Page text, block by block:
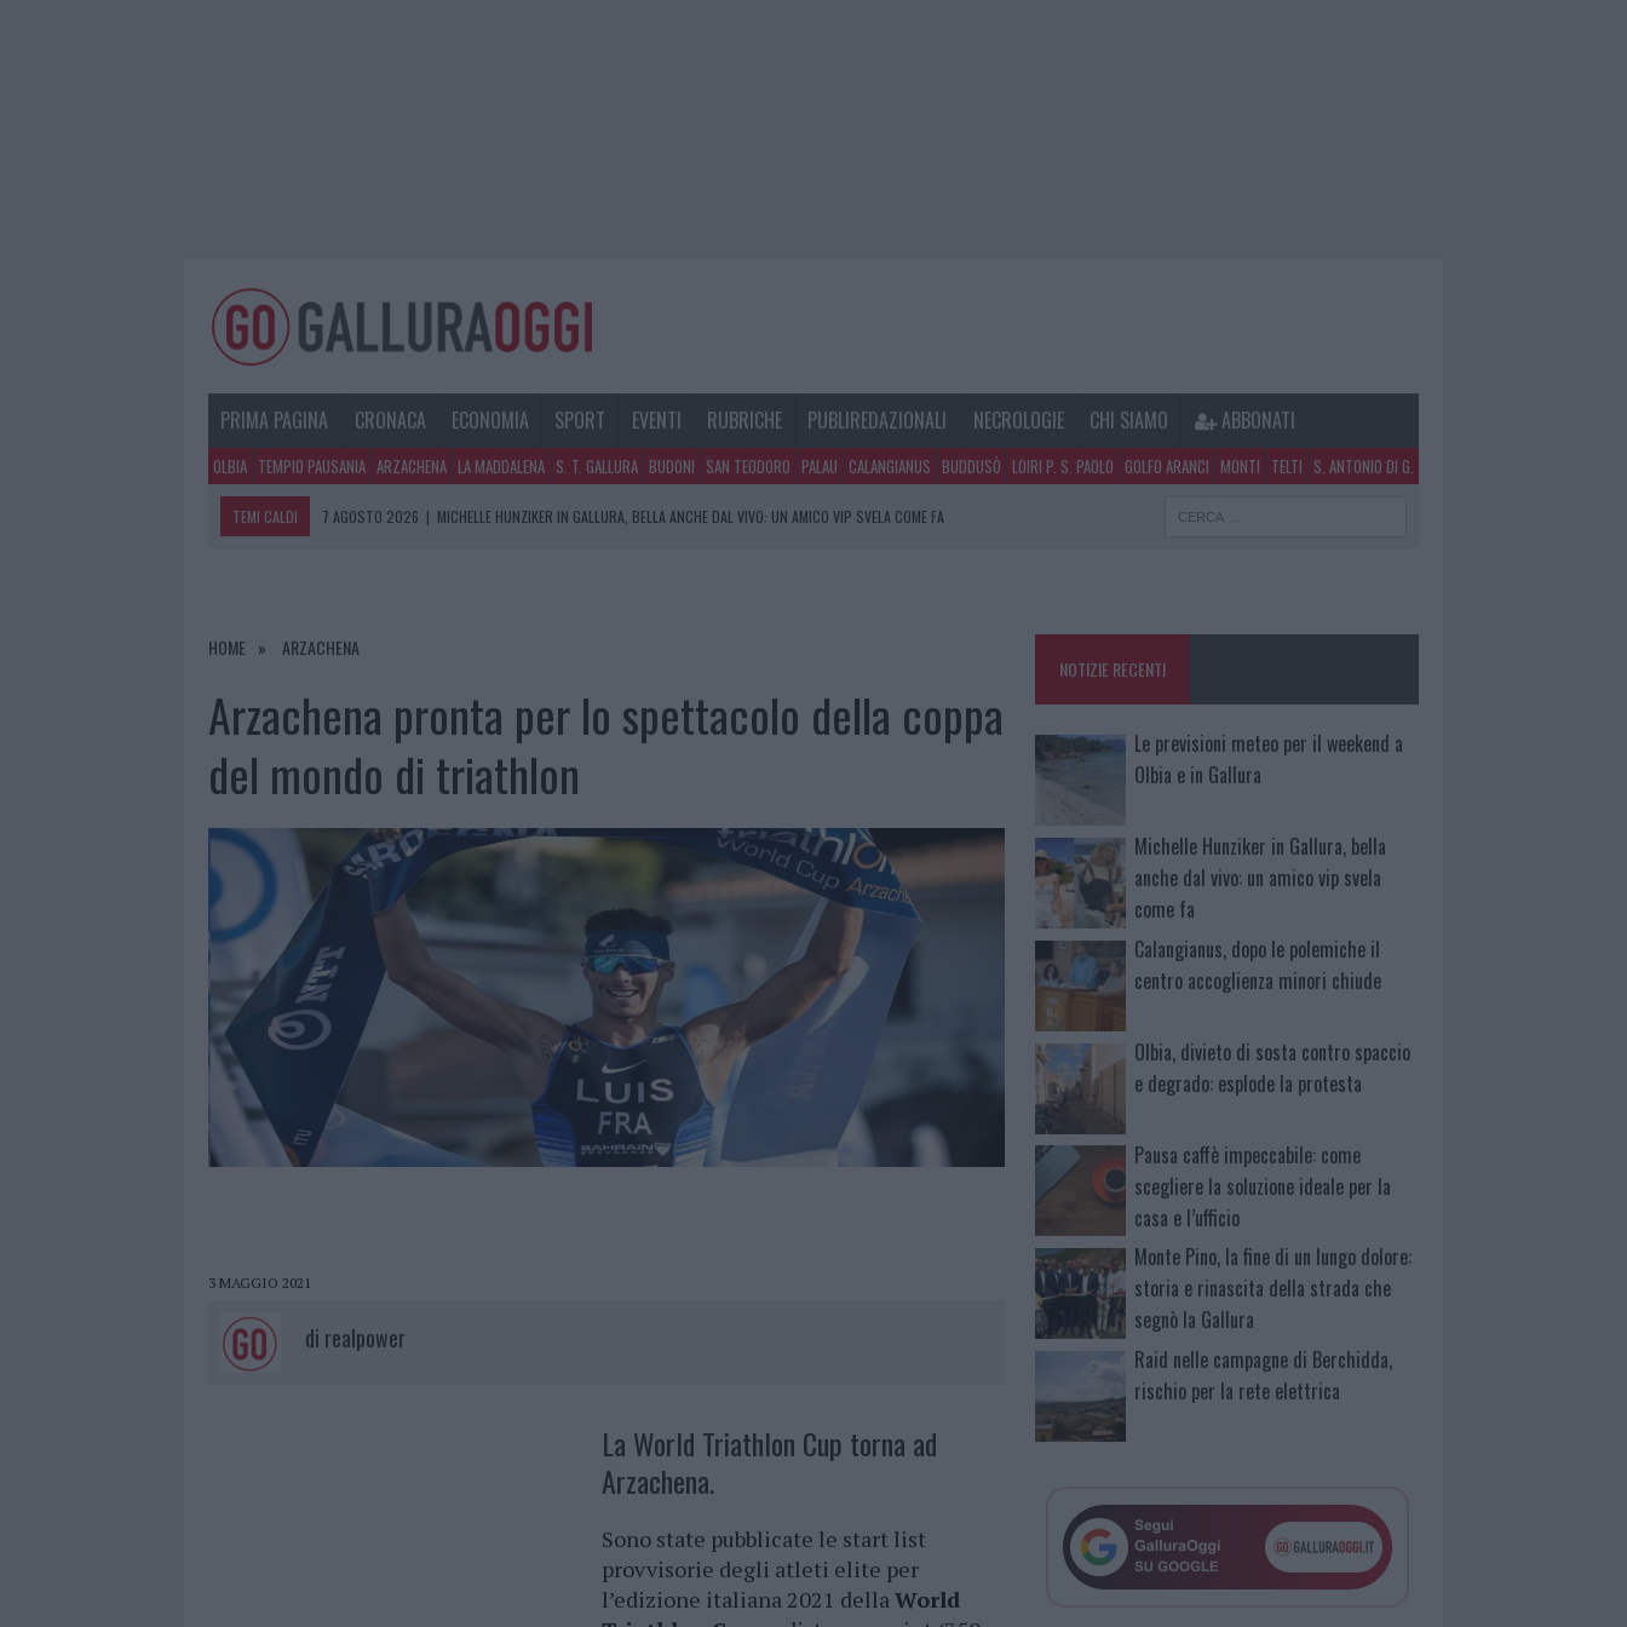
PRIMA PAGINA CRONACA ECONOMIA SPORT EVENTI RUBRICHE PUBLIREDAZIONALI NECROLOGIE CHI SIAMO ABBONATI
OLBIA TEMPIO PAUSANIA ARZACHENA LA MADDALENA S. T. GALLURA BUDONI SAN TEODORO PALAU CALANGIANUS BUDDUSÒ LOIRI P. S. PAOLO GOLFO ARANCI MONTI TELTI S. ANTONIO DI G.
TEMI CALDI 7 AGOSTO 2026 | MICHELLE HUNZIKER IN GALLURA, BELLA ANCHE DAL VIVO: UN AMICO VIP SVELA COME FA
7 AGOSTO 2026 | PAUSA CAFFÈ IMPECCABILE: COME SCEGLIERE LA SOLUZIONE IDEALE PER LA CASA E L’UFFICIO
HOME ARZACHENA
Arzachena pronta per lo spettacolo della coppa
del mondo di triathlon
3 MAGGIO 2021
di realpower
La World Triathlon Cup torna ad
Arzachena.
Sono state pubblicate le start list
provvisorie degli atleti elite per
l’edizione italiana 2021 dellaWorld
NOTIZIE RECENTI
Le previsioni meteo per il weekend a
Olbia e in Gallura
Michelle Hunziker in Gallura, bella
anche dal vivo: un amico vip svela
come fa
Calangianus, dopo le polemiche il
centro accoglienza minori chiude
Olbia, divieto di sosta contro spaccio
e degrado: esplode la protesta
Pausa caffè impeccabile: come
scegliere la soluzione ideale per la
casa e l’ufficio
Monte Pino, la fine di un lungo dolore:
storia e rinascita della strada che
segnò la Gallura
Raid nelle campagne di Berchidda,
rischio per la rete elettrica